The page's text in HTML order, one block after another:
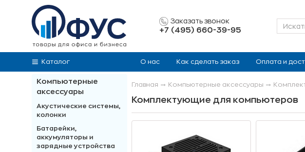
Заказать звонок
+7 (495) 660-39-95
Каталог О нас Как сделать заказ Оплата и
Компьютерные
аксесcуары
Акустические системы,
колонки
Батарейки,
аккумуляторы и
зарядные устройства
Главная Компьютерные аксесcуары
Комплектующие для компьютеров